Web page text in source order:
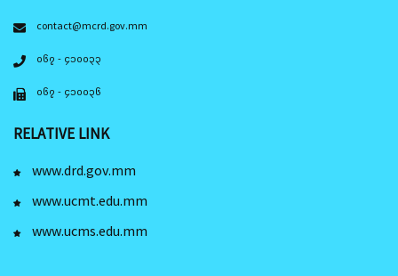
contact@mcrd.gov.mm
၀၆၇ - ၄၁၀၀၃၃
၀၆၇ - ၄၁၀၀၃၆
RELATIVE LINK
www.drd.gov.mm
www.ucmt.edu.mm
www.ucms.edu.mm